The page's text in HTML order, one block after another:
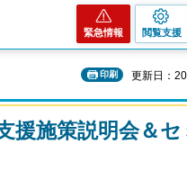
緊急情報 閲覧支援
印刷 更新日：
援施策説明会＆セ